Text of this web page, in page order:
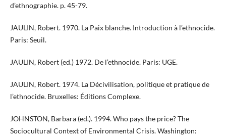
d’ethnographie. p. 45-79.
JAULIN, Robert. 1970. La Paix blanche. Introduction à l’ethnocide.
Paris: Seuil.
JAULIN, Robert (ed.) 1972. De l’ethnocide. Paris: UGE.
JAULIN, Robert. 1974. La Décivilisation, politique et pratique de
l’ethnocide. Bruxelles: Éditions Complexe.
JOHNSTON, Barbara (ed.). 1994. Who pays the price? The
Sociocultural Context of Environmental Crisis. Washington: